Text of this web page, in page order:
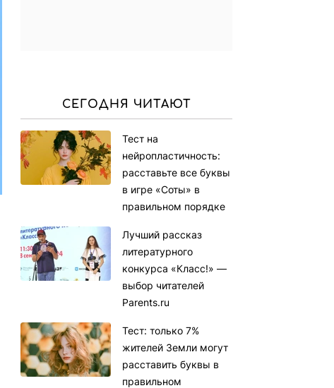
СЕГОДНЯ ЧИТАЮТ
Тест на
нейропластичность:
расставьте все буквы
в игре «Соты» в
правильном порядке
Лучший рассказ
литературного
конкурса «Класс!» —
выбор читателей
Parents.ru
Тест: только 7%
жителей Земли могут
расставить буквы в
правильном